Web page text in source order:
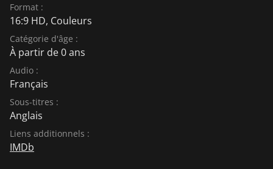
Format :
16:9 HD, Couleurs
Catégorie d'âge :
À partir de 0 ans
Audio :
Français
Sous-titres :
Anglais
Liens additionnels :
IMDb